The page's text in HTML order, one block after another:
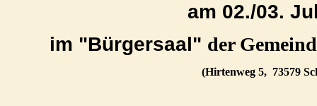
am 02./03.
im "Bürgersaal" der
(Hirtenweg 5, 73579